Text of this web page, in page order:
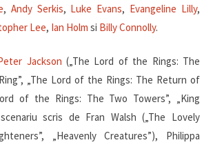
, Andy Serkis, Luke Evans, Evangeline Lilly,
Lee, Ian Holm si Billy Connolly.
Jackson („The Lord of the Rings: The
„The Lord of the Rings: The Return of
of the Rings: The Two Towers”, „King
scris de Fran Walsh („The Lovely
„Heavenly Creatures”), Philippa